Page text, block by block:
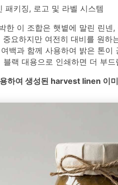
패키징, 로고 및 라벨 시스템
한 이 조합은 햇볕에 말린 린넨
요하지만 여전히 대비를 원하
백과 함께 사용하여 밝은 톤이
블랙 대용으로 인쇄하면 더 부
하여 생성된 harvest linen 이